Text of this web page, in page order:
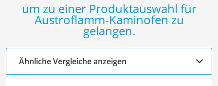
um zu einer Produktauswahl für
Austroflamm-Kaminofen zu
gelangen.
Ähnliche Vergleiche anzeigen